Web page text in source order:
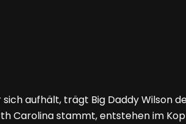
aufhält, trägt Big Daddy Wilson
Carolina stammt, entstehen im